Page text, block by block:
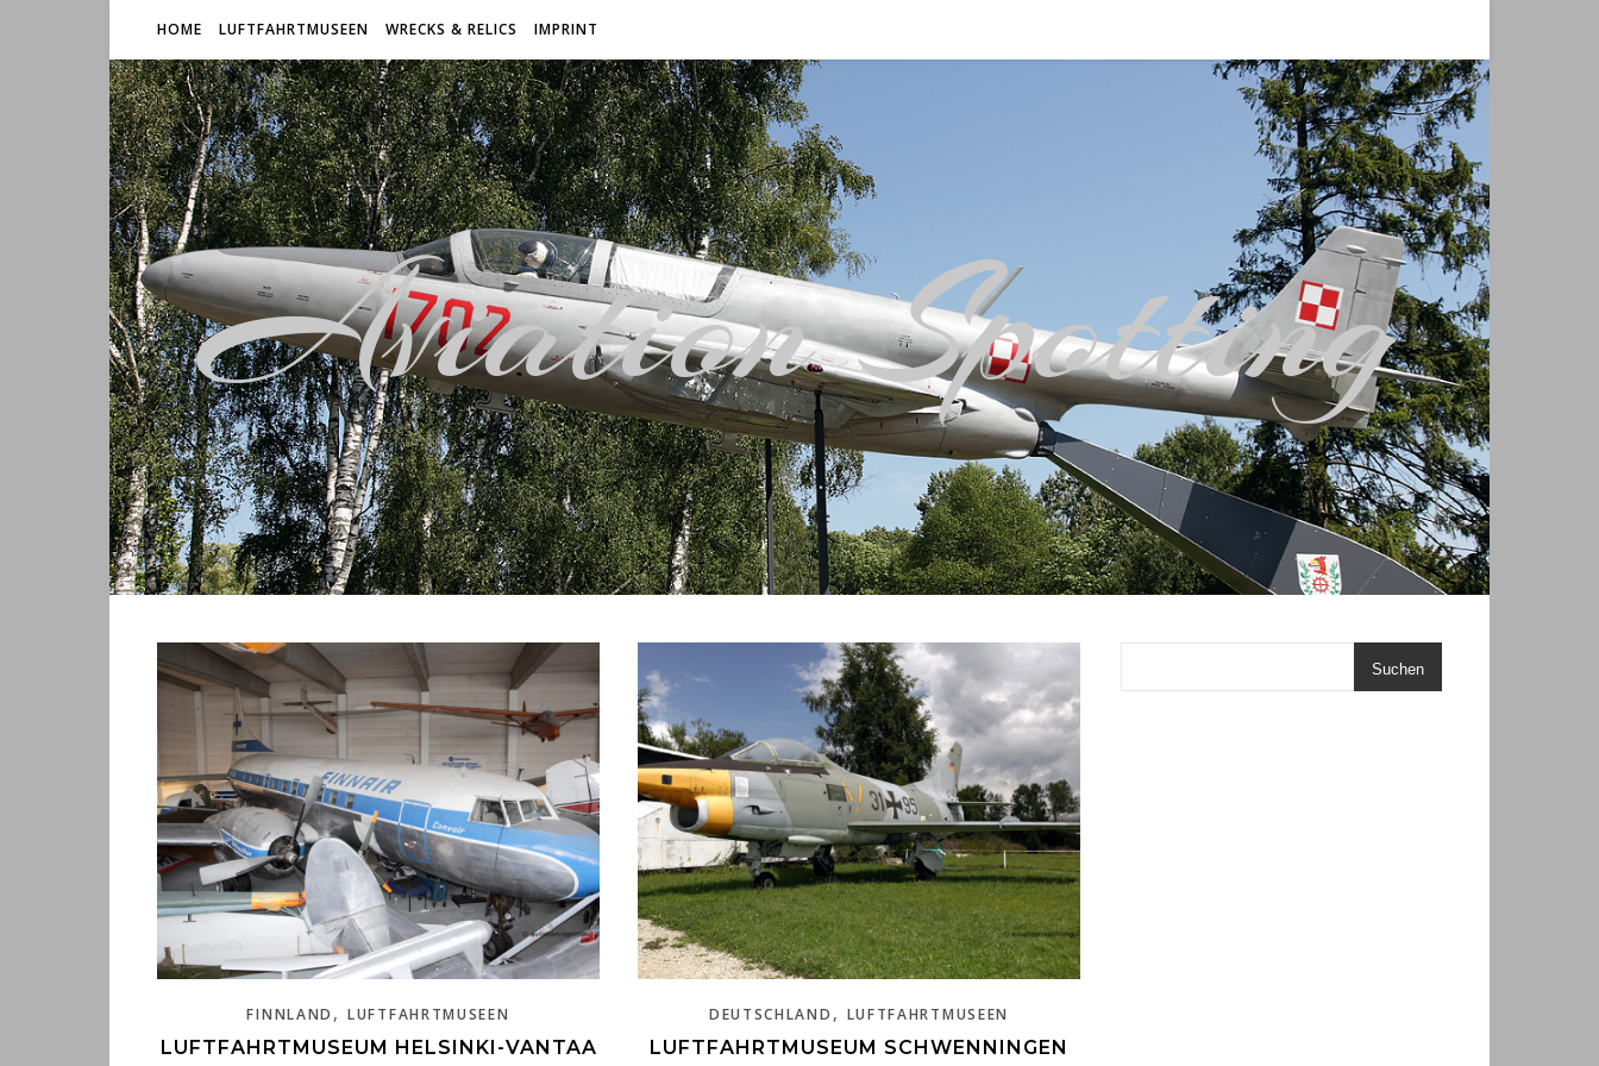
HOME LUFTFAHRTMUSEEN WRECKS & RELICS IMPRINT
Aviation Spotting
FINNLAND ,LUFTFAHRTMUSEEN
LUFTFAHRTMUSEUM HELSINKI-VANTAA
DEUTSCHLAND , LUFTFAHRTMUSEEN
LUFTFAHRTMUSEUM SCHWENNINGEN
Suchen